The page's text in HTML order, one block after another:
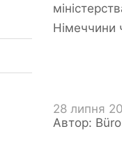
Німеччини
28 липня
Автор: